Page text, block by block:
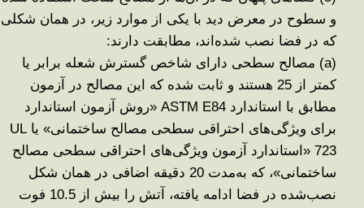
و سطوح در معرض دید با یکی از موارد زیر، در همان شکلی
که در فضا نصب شده‌اند، مطابقت دارند:
(a)
مصالح سطحی دارای شاخص گسترش شعله برابر یا
کمتر از 25 هستند و ثابت شده که این مصالح در آزمون
مطابق با استاندارد
روش آزمون استاندارد
برای ویژگی‌های احتراقی سطحی مصالح ساختمانی» یا UL
723 «
استاندارد آزمون ویژگی‌های احتراقی سطحی مصالح
ساختمانی»، که به‌مدت 20 دقیقه اضافی در همان شکل
نصب‌شده در فضا ادامه یافته، آتش را بیش از 10.5 فوت